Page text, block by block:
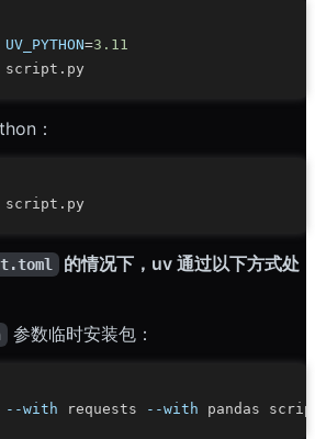
UV_PYTHON=3.11
：
的情况下，uv 通过以下方式处
参数临时安装包：
--with requests --with